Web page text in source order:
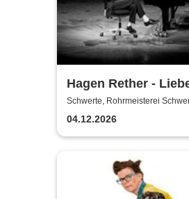
Hagen Rether -
Schwerte, Rohrmeisterei
04.12.2026